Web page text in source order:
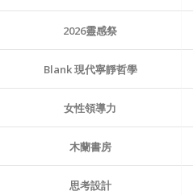
2026靈感祭
Blank 現代寧靜哲學
女性領導力
木蘭書房
思考設計